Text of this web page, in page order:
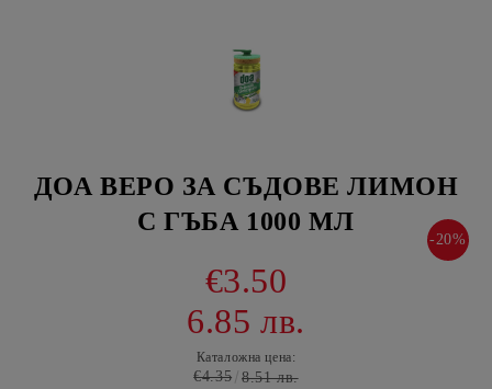
ДОА ВЕРО ЗА СЪДОВЕ ЛИМОН
С ГЪБА 1000 МЛ
-20%
€3.50
6.85 лв.
Каталожна цена:
€4.35 8.51 лв.